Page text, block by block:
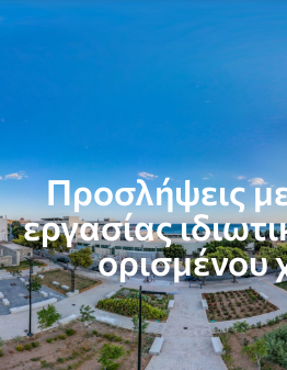
Προσλήψεις
εργασίας
ορισμένου